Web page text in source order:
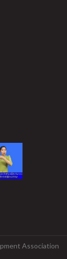
Association